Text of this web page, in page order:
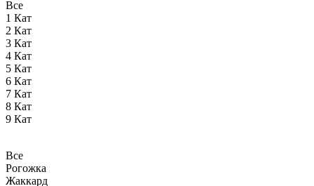
Все
1 Кат
2 Кат
3 Кат
4 Кат
5 Кат
6 Кат
7 Кат
8 Кат
9 Кат
Все
Рогожка
Жаккард